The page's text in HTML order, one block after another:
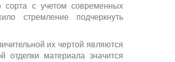
сорта с учетом современных
стремление подчеркнуть
их чертой являются
материала значится